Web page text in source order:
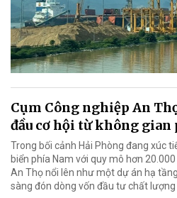
Cụm Công nghiệp An
đầu cơ hội từ không
Trong bối cảnh Hải Phòng đang xúc
biển phía Nam với quy mô hơn
An Thọ nổi lên như một dự án hạ
sàng đón dòng vốn đầu tư chất lượng